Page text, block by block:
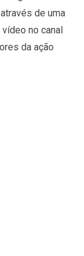
de uma
no canal
da ação